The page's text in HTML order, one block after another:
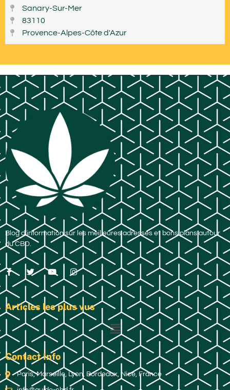
Sanary-Sur-Mer
83110
Provence-Alpes-Côte d'Azur
Blog d’information sur les meilleures adresses et bons plans autour
du CBD.
Articles les plus vus
Contact Info
Paris, Marseille, Lyon, Bordeaux, Nice, France